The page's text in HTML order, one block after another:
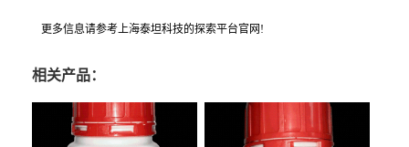
更多信息请参考上海泰坦科技的探索平台官网!
相关产品：